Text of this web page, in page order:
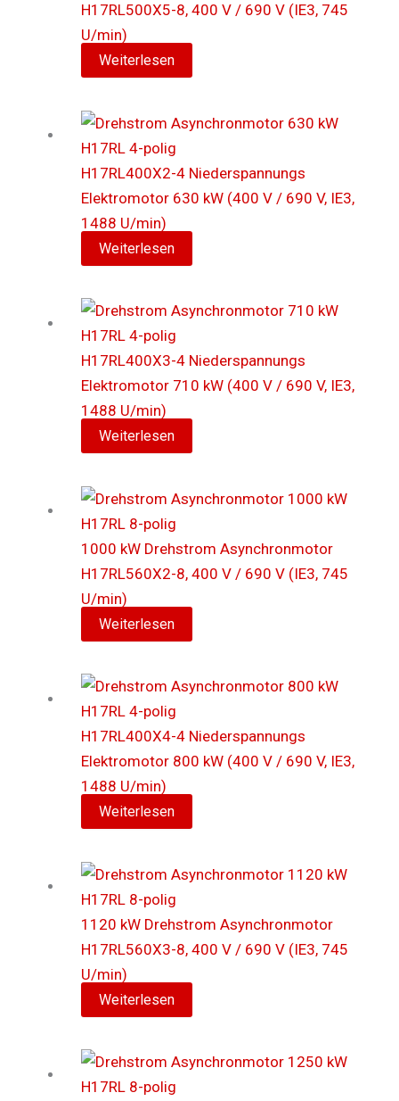
H17RL500X5-8, 400 V / 690 V (IE3, 745
U/min)
Weiterlesen
H17RL400X2-4 Niederspannungs
Elektromotor 630 kW (400 V / 690 V, IE3,
1488 U/min)
Weiterlesen
H17RL400X3-4 Niederspannungs
Elektromotor 710 kW (400 V / 690 V, IE3,
1488 U/min)
Weiterlesen
1000 kW Drehstrom Asynchronmotor
H17RL560X2-8, 400 V / 690 V (IE3, 745
U/min)
Weiterlesen
H17RL400X4-4 Niederspannungs
Elektromotor 800 kW (400 V / 690 V, IE3,
1488 U/min)
Weiterlesen
1120 kW Drehstrom Asynchronmotor
H17RL560X3-8, 400 V / 690 V (IE3, 745
U/min)
Weiterlesen